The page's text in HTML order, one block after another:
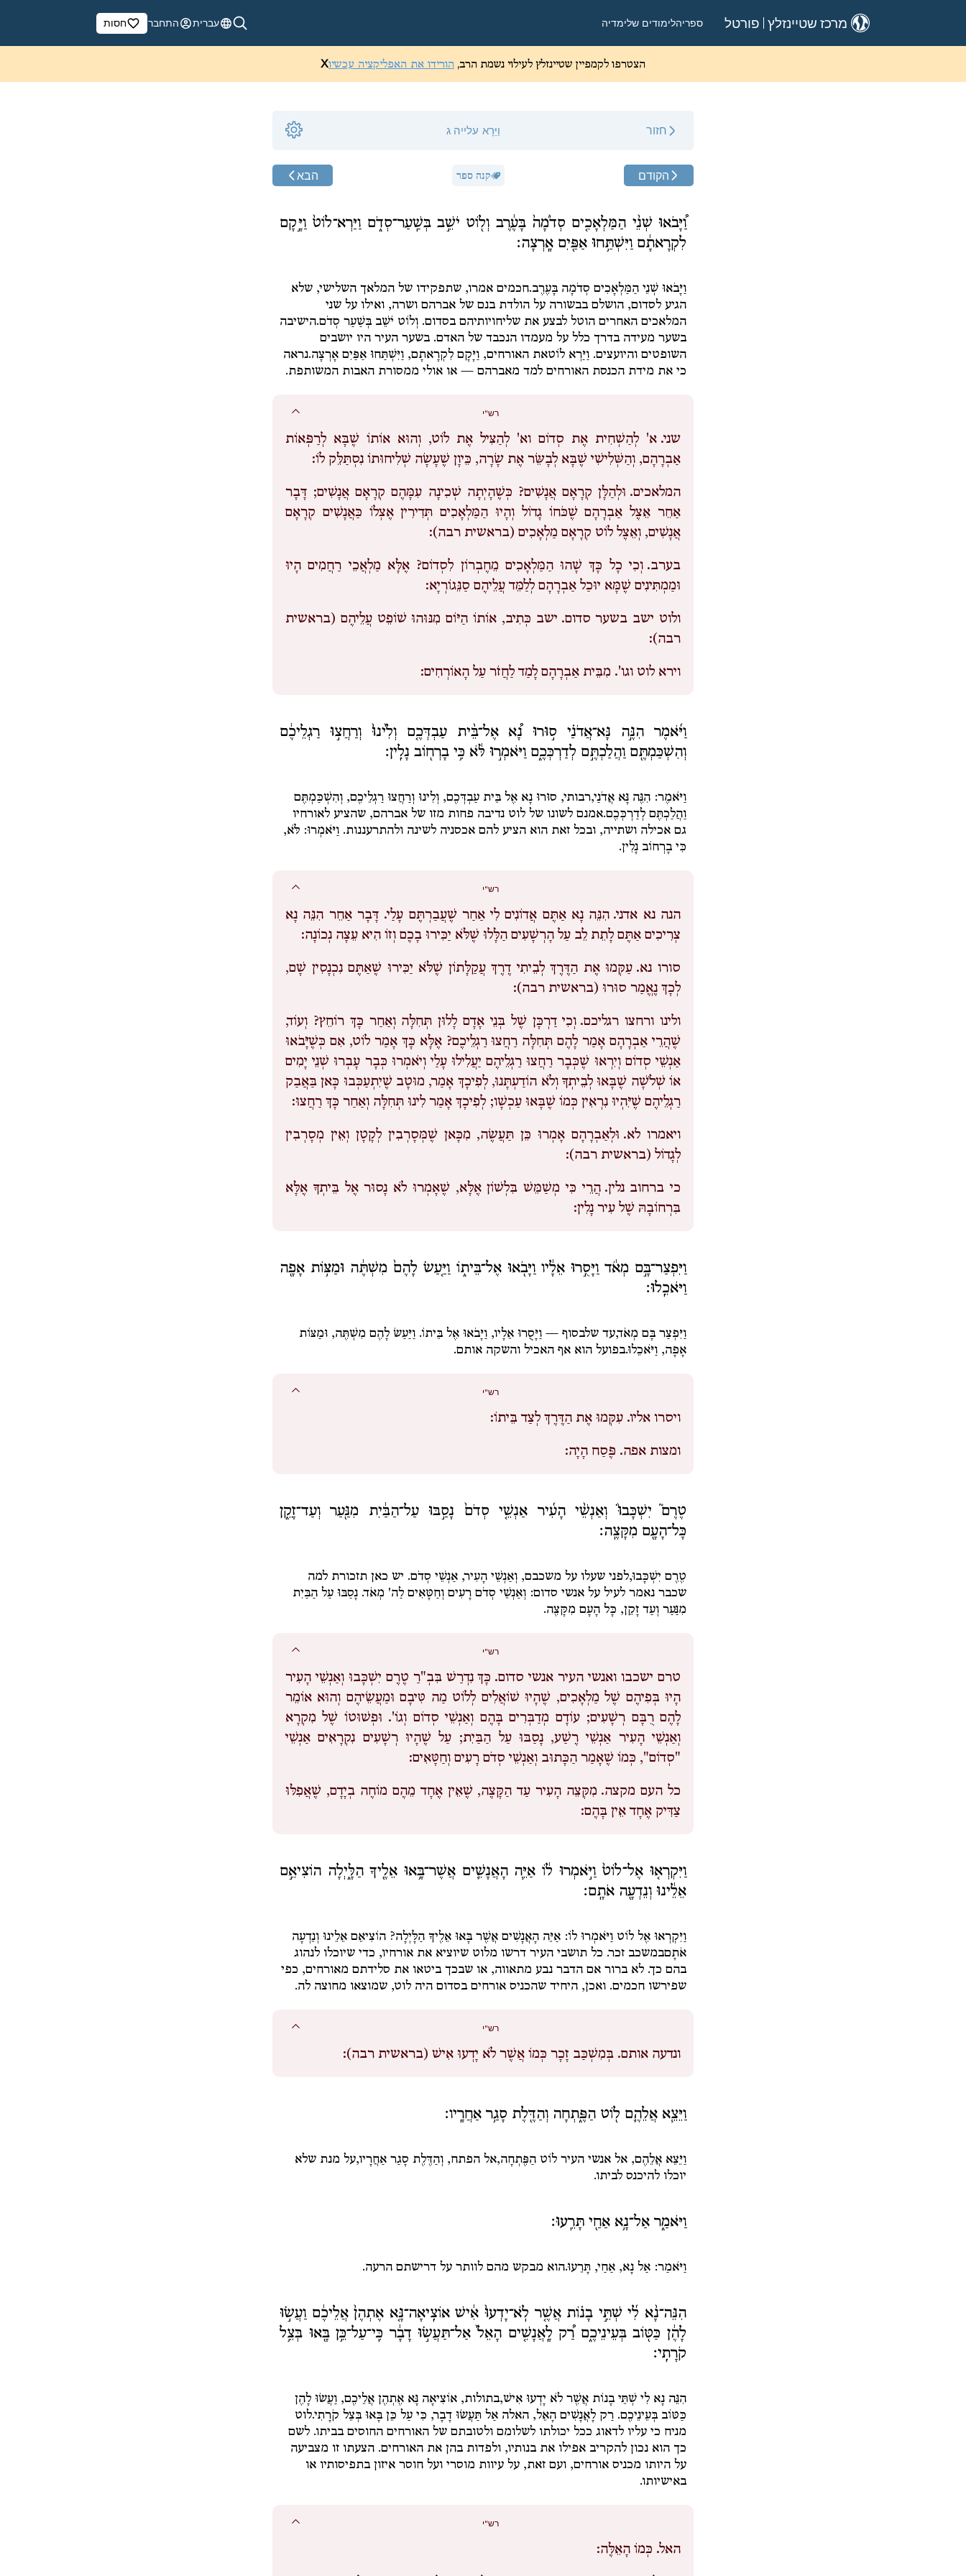
מרכז שטיינזלץ פורטל ספריהלימודים שלימדיה עברית התחבר חסות
הצטרפו לקמפיין שטיינזלץ לעילוי נשמת הרב, הורידו את האפליקציה עכשיוX
חזור וַיֵּרָא עלייה ג
הקודם קנה ספר הבא
וַ֠יָּבֹאוּ שְׁנֵ֨י הַמַּלְאָכִ֤ים סְדֹ֙מָה֙ בָּעֶ֔רֶב וְל֖וֹט יֹשֵׁ֣ב בְּשַֽׁעַר־סְדֹ֑ם וַיַּרְא־לוֹט֙ וַיָּ֣קָם
לִקְרָאתָ֔ם וַיִּשְׁתַּ֥חוּ אַפַּ֖יִם אָֽרְצָה׃
וַיָּבֹאוּ שְׁנֵי הַמַּלְאָכִים סְדֹמָה בָּעֶרֶב.חכמים אמרו, שתפקידו של המלאך השלישי, שלא
הגיע לסדום, הושלם בבשורה על הולדת בנם של אברהם ושרה, ואילו על שני
המלאכים האחרים הוטל לבצע את שליחויותיהם בסדום. וְלוֹט יֹשֵׁב בְּשַׁעַר סְדֹם.הישיבה
בשער מעידה בדרך כלל על מעמדו הנכבד של האדם. בשער העיר היו יושבים
השופטים והיועצים. וַיַּרְא לוֹטאת האורחים, וַיָּקָם לִקְרָאתָם, וַיִּשְׁתַּחוּ אַפַּיִם אָרְצָה.נראה
כי את מידת הכנסת האורחים למד מאברהם — או אולי ממסורת האבות המשותפת.
רש"י
שני. א' לְהַשְׁחִית אֶת סְדוֹם וא' לְהַצִּיל אֶת לוֹט, וְהוּא אוֹתוֹ שֶׁבָּא לְרַפְּאוֹת
אַבְרָהָם, וְהַשְּׁלִישִׁי שֶׁבָּא לְבָשֵּׂר אֶת שָׂרָה, כֵּיוָן שֶׁעָשָׂה שְׁלִיחוּתוֹ נִסְתַּלֵּק לוֹ:
המלאכים. וּלְהַלָּן קְרָאָם אֲנָשִׁים? כְּשֶׁהָיְתָה שְׁכִינָה עִמָּהֶם קְרָאָם אֲנָשִׁים; דָּבָר
אַחֵר אֵצֶל אַבְרָהָם שֶׁכֹּחוֹ גָדוֹל וְהָיוּ הַמַּלְאָכִים תְּדִירִין אֶצְלוֹ כַּאֲנָשִׁים קְרָאָם
אֲנָשִׁים, וְאֵצֶל לוֹט קְרָאָם מַלְאָכִים (בראשית רבה):
בערב. וְכִי כָל כָּךְ שָׁהוּ הַמַּלְאָכִים מֵחֶבְרוֹן לִסְדוֹם? אֶלָּא מַלְאֲכֵי רַחֲמִים הָיוּ
וּמַמְתִּינִים שֶׁמָּא יוּכַל אַבְרָהָם לְלַמֵּד עֲלֵיהֶם סַנֵּגוֹרְיָא:
ולוט ישב בשער סדום. ישב כְּתִיב, אוֹתוֹ הַיּוֹם מִנּוּהוּ שׁוֹפֵט עֲלֵיהֶם (בראשית
רבה):
וירא לוט וגו'. מִבֵּית אַבְרָהָם לָמַד לַחֲזֹר עַל הָאוֹרְחִים:
וַיֹּ֜אמֶר הִנֶּ֣ה נָּא־אֲדֹנַ֗י ס֣וּרוּ נָ֠א אֶל־בֵּ֨ית עַבְדְּכֶ֤ם וְלִ֙ינוּ֙ וְרַחֲצ֣וּ רַגְלֵיכֶ֔ם
וְהִשְׁכַּמְתֶּ֖ם וַהֲלַכְתֶּ֣ם לְדַרְכְּכֶ֑ם וַיֹּאמְר֣וּ לֹּ֔א כִּ֥י בָרְח֖וֹב נָלִֽין׃
וַיֹּאמֶר: הִנֶּה נָּא אֲדֹנַי,רבותי, סוּרוּ נָא אֶל בֵּית עַבְדְּכֶם, וְלִינוּ וְרַחֲצוּ רַגְלֵיכֶם, וְהִשְׁכַּמְתֶּם
וַהֲלַכְתֶּם לְדַרְכְּכֶם.אמנם לשונו של לוט נדיבה פחות מזו של אברהם, שהציע לאורחיו
גם אכילה ושתייה, ובכל זאת הוא הציע להם אכסניה לשינה ולהתרעננות. וַיֹּאמְרוּ: לֹּא,
כִּי בָרְחוֹב נָלִין.
רש"י
הנה נא אדני. הִנֵּה נָא אַתֶּם אֲדוֹנִים לִי אַחַר שֶׁעֲבַרְתֶּם עָלַי. דָּבָר אַחֵר הִנֵּה נָא
צְרִיכִים אַתֶּם לָתֵת לֵב עַל הָרְשָׁעִים הַלָּלוּ שֶׁלֹּא יַכִּירוּ בָכֶם וְזוֹ הִיא עֵצָה נְכוֹנָה:
סורו נא. עַקְּמוּ אֶת הַדֶּרֶךְ לְבֵיתִי דֶרֶךְ עֲקַלָּתוֹן שֶׁלֹּא יַכִּירוּ שֶׁאַתֶּם נִכְנָסִין שָׁם,
לְכָךְ נֶאֱמַר סוּרוּ (בראשית רבה):
ולינו ורחצו רגליכם. וְכִי דַרְכָּן שֶׁל בְּנֵי אָדָם לָלוּן תְּחִלָּה וְאַחַר כָּךְ רוֹחֵץ? וְעוֹד,
שֶׁהֲרֵי אַבְרָהָם אָמַר לָהֶם תְּחִלָּה רַחֲצוּ רַגְלֵיכֶם? אֶלָּא כָּךְ אָמַר לוֹט, אִם כְּשֶׁיָּבֹאוּ
אַנְשֵׁי סְדוֹם וְיִרְאוּ שֶׁכְּבָר רַחֲצוּ רַגְלֵיהֶם יַעֲלִילוּ עָלַי וְיֹאמְרוּ כְּבָר עָבְרוּ שְׁנֵי יָמִים
אוֹ שְׁלֹשָׁה שֶׁבָּאוּ לְבֵיתְךָ וְלֹא הוֹדַעְתָּנוּ, לְפִיכָךְ אָמַר, מוּטָב שֶׁיִתְעַכְּבוּ כָּאן בַּאֲבַק
רַגְלֵיהֶם שֶׁיִּהְיוּ נִרְאִין כְּמוֹ שֶׁבָּאוּ עַכְשָׁו; לְפִיכָךְ אָמַר לִינוּ תְּחִלָּה וְאַחַר כָּךְ רַחֲצוּ:
ויאמרו לא. וּלְאַבְרָהָם אָמְרוּ כֵּן תַּעֲשֶׂה, מִכָּאן שֶׁמְּסָרְבִין לְקָטָן וְאֵין מְסָרְבִין
לְגָדוֹל (בראשית רבה):
כי ברחוב נלין. הֲרֵי כִּי מְשַׁמֵּשׁ בִּלְשׁוֹן אֶלָּא, שֶׁאָמְרוּ לֹא נָסוּר אֶל בֵּיתְךָ אֶלָּא
בִּרְחוֹבָהּ שֶׁל עִיר נָלִין:
וַיִּפְצַר־בָּ֣ם מְאֹ֔ד וַיָּסֻ֣רוּ אֵלָ֔יו וַיָּבֹ֖אוּ אֶל־בֵּית֑וֹ וַיַּ֤עַשׂ לָהֶם֙ מִשְׁתֶּ֔ה וּמַצּ֥וֹת אָפָ֖ה
וַיֹּאכֵֽלוּ׃
וַיִּפְצַר בָּם מְאֹד,עד שלבסוף — וַיָּסֻרוּ אֵלָיו, וַיָּבֹאוּ אֶל בֵּיתוֹ. וַיַּעַשׂ לָהֶם מִשְׁתֶּה, וּמַצּוֹת
אָפָה, וַיֹּאכֵלוּ.בפועל הוא אף האכיל והשקה אותם.
רש"י
ויסרו אליו. עִקְּמוּ אֶת הַדֶּרֶךְ לְצַד בֵּיתוֹ:
ומצות אפה. פֶּסַח הָיָה:
טֶרֶם֮ יִשְׁכָּבוּ֒ וְאַנְשֵׁ֨י הָעִ֜יר אַנְשֵׁ֤י סְדֹם֙ נָסַ֣בּוּ עַל־הַבַּ֔יִת מִנַּ֖עַר וְעַד־זָקֵ֑ן
כָּל־הָעָ֖ם מִקָּצֶֽה׃
טֶרֶם יִשְׁכָּבוּ,לפני שעלו על משכבם, וְאַנְשֵׁי הָעִיר, אַנְשֵׁי סְדֹם. יש כאן תזכורת למה
שכבר נאמר לעיל על אנשי סדום: וְאַנְשֵׁי סְדֹם רָעִים וְחַטָּאִים לַה' מְאֹד. נָסַבּוּ עַל הַבַּיִת
מִנַּעַר וְעַד זָקֵן, כָּל הָעָם מִקָּצֶה.
רש"י
טרם ישכבו ואנשי העיר אנשי סדום. כָּךְ נִדְרַשׁ בִּבְ"רַ טֶרֶם יִשְׁכָּבוּ וְאַנְשֵׁי הָעִיר
הָיוּ בְּפִיהֶם שֶׁל מַלְאָכִים, שֶׁהָיוּ שׁוֹאֲלִים לְלוֹט מַה טִּיבָם וּמַעֲשֵׂיהֶם וְהוּא אוֹמֵר
לָהֶם רֻבָּם רְשָׁעִים; עוֹדָם מְדַבְּרִים בָּהֶם וְאַנְשֵׁי סְדוֹם וְגוֹ'. וּפְשׁוּטוֹ שֶׁל מִקְרָא
וְאַנְשֵׁי הָעִיר אַנְשֵׁי רֶשַׁע, נָסַבּוּ עַל הַבַּיִת; עַל שֶׁהָיוּ רְשָׁעִים נִקְרָאִים אַנְשֵׁי
"סְדוֹם", כְּמוֹ שֶׁאָמַר הַכָּתוּב וְאַנְשֵׁי סְדֹם רָעִים וְחַטָּאִים:
כל העם מקצה. מִקְּצֵה הָעִיר עַד הַקָּצֶה, שֶׁאֵין אֶחָד מֵהֶם מוֹחֶה בְיָדָם, שֶׁאֲפִלּוּ
צַדִּיק אֶחָד אֵין בָּהֶם:
וַיִּקְרְא֤וּ אֶל־לוֹט֙ וַיֹּ֣אמְרוּ ל֔וֹ אַיֵּ֧ה הָאֲנָשִׁ֛ים אֲשֶׁר־בָּ֥אוּ אֵלֶ֖יךָ הַלָּ֑יְלָה הוֹצִיאֵ֣ם
אֵלֵ֔ינוּ וְנֵדְעָ֖ה אֹתָֽם׃
וַיִּקְרְאוּ אֶל לוֹט וַיֹּאמְרוּ לוֹ: אַיֵּה הָאֲנָשִׁים אֲשֶׁר בָּאוּ אֵלֶיךָ הַלָּיְלָה? הוֹצִיאֵם אֵלֵינוּ וְנֵדְעָה
אֹתָםבמשכב זכר. כל תושבי העיר דרשו מלוט שיוציא את אורחיו, כדי שיוכלו לנהוג
בהם כך. לא ברור אם הדבר נבע מתאווה, או שבכך ביטאו את סלידתם מאורחים, כפי
שפירשו חכמים. ואכן, היחיד שהכניס אורחים בסדום היה לוט, שמוצאו מחוצה לה.
רש"י
ונדעה אותם. בְּמִשְׁכַּב זָכָר כְּמוֹ אֲשֶׁר לֹא יָדְעוּ אִישׁ (בראשית רבה):
וַיֵּצֵ֧א אֲלֵהֶ֛ם ל֖וֹט הַפֶּ֑תְחָה וְהַדֶּ֖לֶת סָגַ֥ר אַחֲרָֽיו׃
וַיֵּצֵא אֲלֵהֶם, אל אנשי העיר לוֹט הַפֶּתְחָה,אל הפתח, וְהַדֶּלֶת סָגַר אַחֲרָיו,על מנת שלא
יוכלו להיכנס לביתו.
וַיֹּאמַ֑ר אַל־נָ֥א אַחַ֖י תָּרֵֽעוּ׃
וַיֹּאמַר: אַל נָא, אַחַי, תָּרֵעוּ.הוא מבקש מהם לוותר על דרישתם הרעה.
הִנֵּה־נָ֨א לִ֜י שְׁתֵּ֣י בָנ֗וֹת אֲשֶׁ֤ר לֹֽא־יָדְעוּ֙ אִ֔ישׁ אוֹצִֽיאָה־נָּ֤א אֶתְהֶן֙ אֲלֵיכֶ֔ם וַעֲשׂ֣וּ
לָהֶ֔ן כַּטּ֖וֹב בְּעֵינֵיכֶ֑ם רַ֠ק לָֽאֲנָשִׁ֤ים הָאֵל֙ אַל־תַּעֲשׂ֣וּ דָבָ֔ר כִּֽי־עַל־כֵּ֥ן בָּ֖אוּ בְּצֵ֥ל
קֹרָתִֽי׃
הִנֵּה נָא לִי שְׁתֵּי בָנוֹת אֲשֶׁר לֹא יָדְעוּ אִישׁ,בתולות, אוֹצִיאָה נָּא אֶתְהֶן אֲלֵיכֶם, וַעֲשׂוּ לָהֶן
כַּטּוֹב בְּעֵינֵיכֶם. רַק לָאֲנָשִׁים הָאֵל, האלה אַל תַּעֲשׂוּ דָבָר, כִּי עַל כֵּן בָּאוּ בְּצֵל קֹרָתִי.לוט
מניח כי עליו לדאוג ככל יכולתו לשלומם ולטובתם של האורחים החוסים בביתו. לשם
כך הוא נכון להקריב אפילו את בנותיו, ולפדות בהן את האורחים. הצעתו זו מצביעה
על היותו מכניס אורחים, ועם זאת, על עיוות מוסרי ועל חוסר איזון בתפיסותיו או
באישיותו.
רש"י
האל. כְּמוֹ הָאֵלֶּה: